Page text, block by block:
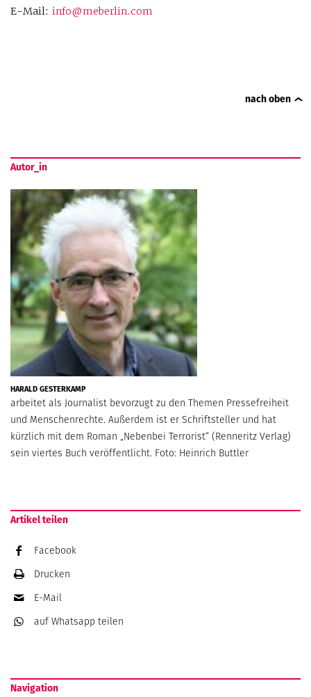
E-Mail: info@meberlin.com
nach oben
Autor_in
HARALD GESTERKAMP
arbeitet als Journalist bevorzugt zu den Themen Pressefreiheit
und Menschenrechte. Außerdem ist er Schriftsteller und hat
kürzlich mit dem Roman „Nebenbei Terrorist“ (Renneritz Verlag)
sein viertes Buch veröffentlicht. Foto: Heinrich Buttler
Artikel teilen
Facebook
Drucken
E-Mail
auf Whatsapp teilen
Navigation